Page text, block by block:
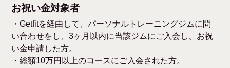
お祝い金対象者
・Getfitを経由して、パーソナルトレーニングジムに問
い合わせをし、3ヶ月以内に当該ジムにご入会し、お祝
い金申請した方。
・総額10万円以上のコースにご入会された方。